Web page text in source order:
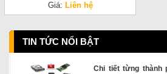
Giá: Liên hệ
TIN TỨC NỔI BẬT
Chi tiết từng thành